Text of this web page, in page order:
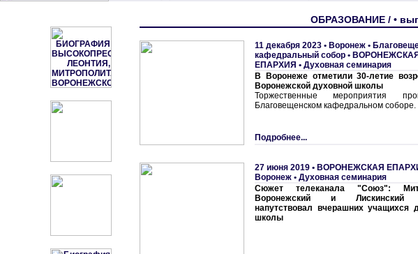
ОБРАЗОВАНИЕ / •
11 декабря 2023 • Воронеж •
кафедральный собор • ВОРОНЕЖСКАЯ
ЕПАРХИЯ • Духовная семинария
В Воронеже отметили 30-летие
Воронежской духовной школы
Торжественные мероприятия
Благовещенском кафедральном соборе.
Подробнее...
27 июня 2019 • ВОРОНЕЖСКАЯ
Воронеж • Духовная семинария
Сюжет телеканала "Союз":
Воронежский и Лискинский
напутствовал вчерашних учащихся
школы